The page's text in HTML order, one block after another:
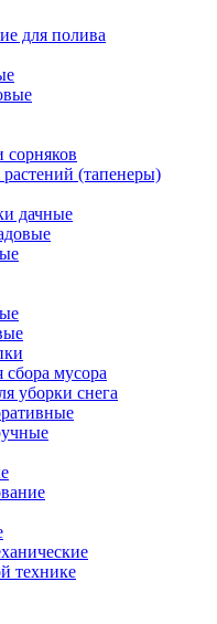
для полива
сорняков
(тапенеры)
дачные
мусора
уборки снега
технике